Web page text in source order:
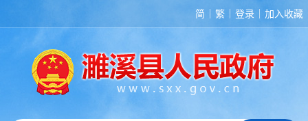
简 繁 登录 加入收藏